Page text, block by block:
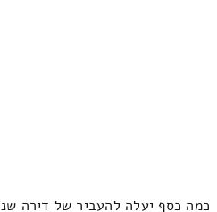
כמה כסף יעלה להעביר של דירה